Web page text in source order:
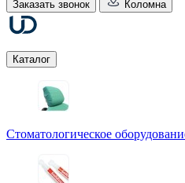
Заказать звонок Коломна
Каталог
Стоматологическое